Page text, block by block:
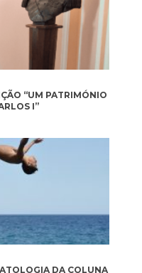
“UM PATRIMÓNIO
I”
DA COLUNA